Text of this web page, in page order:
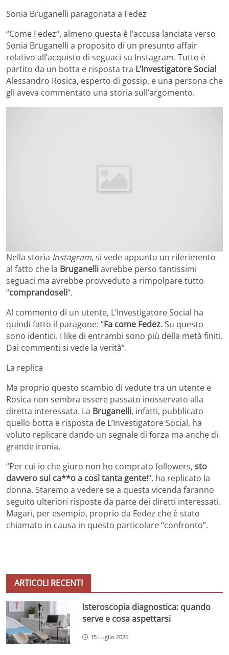
Sonia Bruganelli paragonata a Fedez
“Come Fedez“, almeno questa è l’accusa lanciata verso
Sonia Bruganelli a proposito di un presunto affair
relativo all’acquisto di seguaci su Instagram. Tutto è
partito da un botta e risposta tra L’Investigatore Social
Alessandro Rosica, esperto di gossip, e una persona che
gli aveva commentato una storia sull’argomento.
Nella storia Instagram, si vede appunto un riferimento
al fatto che la Bruganelliavrebbe perso tantissimi
seguaci ma avrebbe provveduto a rimpolpare tutto
“comprandoseli“.
Al commento di un utente, L’Investigatore Social ha
quindi fatto il paragone: “Fa come Fedez.Su questo
sono identici. I like di entrambi sono più della metà finiti.
Dai commenti si vede la verità”.
La replica
Ma proprio questo scambio di vedute tra un utente e
Rosica non sembra essere passato inosservato alla
diretta interessata. La Bruganelli, infatti, pubblicato
quello botta e risposta de L’Investigatore Social, ha
voluto replicare dando un segnale di forza ma anche di
grande ironia.
“Per cui io che giuro non ho comprato followers, sto
davvero sul ca**o a così tanta gente!“, ha replicato la
donna. Staremo a vedere se a questa vicenda faranno
seguito ulteriori risposte da parte dei diretti interessati.
Magari, per esempio, proprio da Fedez che è stato
chiamato in causa in questo particolare “confronto”.
ARTICOLI RECENTI
Isteroscopia diagnostica: quando
serve e cosa aspettarsi
15 Luglio 2026